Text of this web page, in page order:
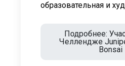
образовательная и
Подробнее:
Челлендже
Bonsai